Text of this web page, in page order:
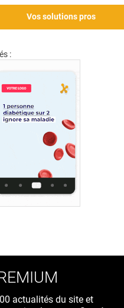
Vos solutions pros
:
actualités du site et